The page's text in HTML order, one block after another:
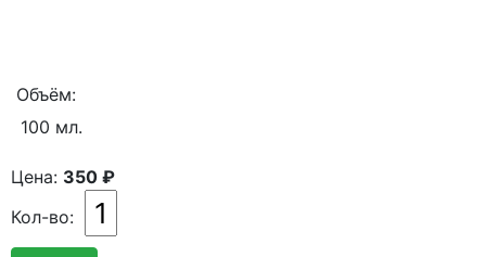
Объём:
100 мл.
Цена: 350 ₽
Кол-во: